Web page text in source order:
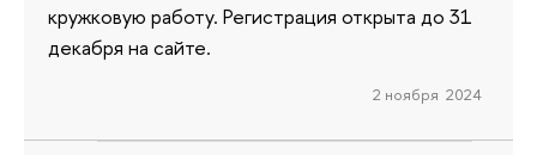
кружковую работу. Регистрация открыта до 31
декабря на сайте.
2 ноября 2024